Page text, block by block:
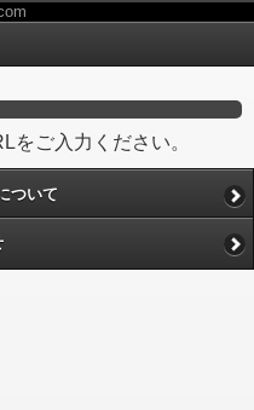
ご入力ください。
ついて